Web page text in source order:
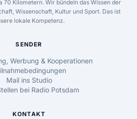
70 Kilometern. Wir bündeln das Wissen der
Wissenschaft, Kultur und Sport. Das ist
lokale Kompetenz.
SENDER
Werbung & Kooperationen
Mail ins Studio
bei Radio Potsdam
KONTAKT